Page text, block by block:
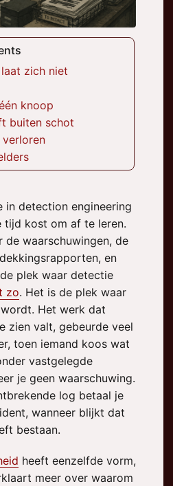
zich niet
knoop
buiten schot
in detection engineering
tijd kost om af te leren.
de waarschuwingen, de
en
plek waar detectie
zo. Het is de plek waar
Het werk dat
zien valt, gebeurde veel
toen iemand koos wat
vastgelegde
je geen waarschuwing.
log betaal je
wanneer blijkt dat
bestaan.
heeft eenzelfde vorm,
meer over waarom